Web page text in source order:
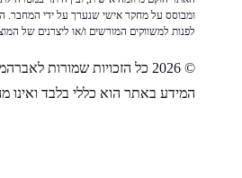
ומבוסס על מחקר אישי שנערך על ידי המחבר.
לפנות למשווקים המורשים ו/או ליצרנים של
© 2026 כל הזכויות שמורות לאברהמי רוזן ושות'
המידע באתר הוא כללי בלבד ואינו